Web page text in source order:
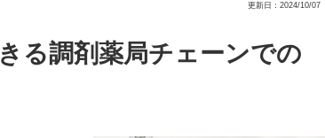
更新日：2024/10/07
る調剤薬局チェーンでの